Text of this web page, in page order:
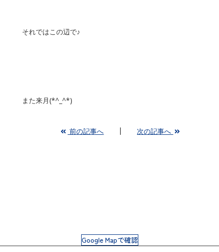
それではこの辺で♪
また来月(*^_^*)
前の記事へ 次の記事へ
Google Mapで確認